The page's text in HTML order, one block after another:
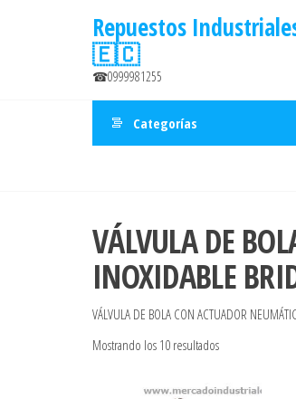
Repuestos
🇪🇨
☎0999981255
Categorías
VÁLVULA DE
INOXIDABLE
VÁLVULA DE BOLA CON ACTUADOR
Mostrando los 10 resultadosOrdenado
precio: